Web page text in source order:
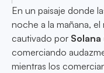
En un paisaje donde
noche a la mañana,
cautivado por Solana
comerciando
mientras los